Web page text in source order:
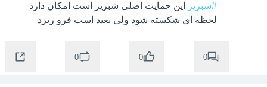
#شبریز
لحظه ای شکسته شود ولی بعید است فرو ریزد
0
0
0